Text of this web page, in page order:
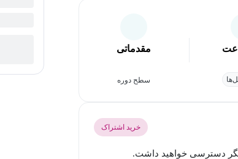
مقدماتی
سطح دوره
خرید اشتراک